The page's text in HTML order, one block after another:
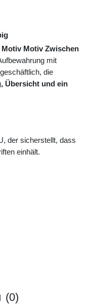
Motiv Zwischen
mit
die
Übersicht und ein
der sicherstellt, dass
einhält.
(0)